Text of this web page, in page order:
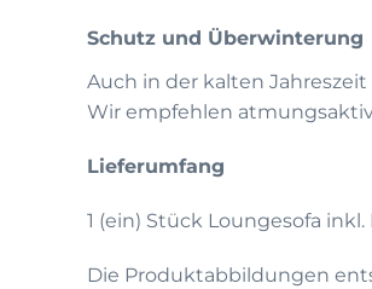
Schutz und Überwinterung
Auch in der kalten
Wir empfehlen
Lieferumfang
1 (ein) Stück Loungesofa inkl.
Die Produktabbildungen